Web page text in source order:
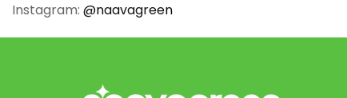
Instagram: @naavagreen